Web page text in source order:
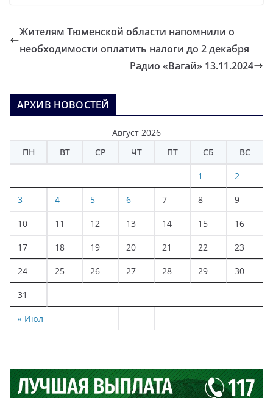
Жителям Тюменской области напомнили о
необходимости оплатить налоги до 2 декабря
Радио «Вагай» 13.11.2024
АРХИВ НОВОСТЕЙ
Август 2026
ПН
ВТ СР ЧТ ПТ СБ ВС
« Июл
1 2
3 4 5 6 7 8 9
10 11 12 13 14 15 16
17 18 19 20 21 22 23
24 25 26 27 28 29 30
31